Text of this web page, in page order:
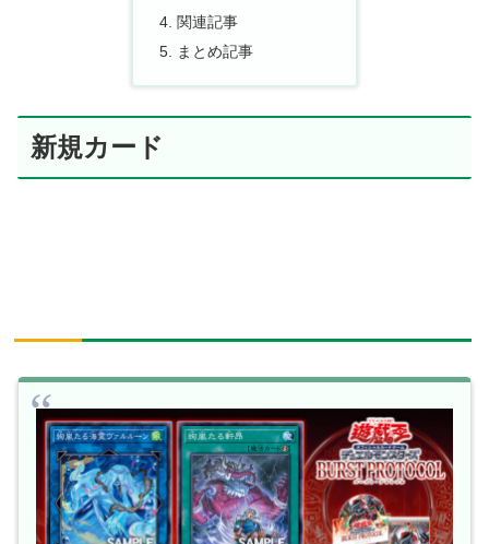
関連記事
まとめ記事
新規カード